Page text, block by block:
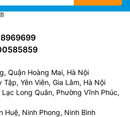
Quận Hoàng Mai, Hà Nội
Yên Viên, Gia Lâm, Hà Nội
Long Quân, Phường Vĩnh Phúc,
Huệ, Ninh Phong, Ninh Bình